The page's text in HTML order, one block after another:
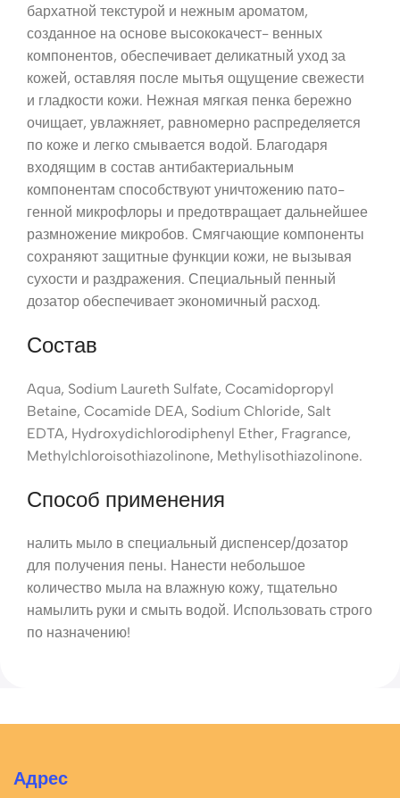
бархатной текстурой и нежным ароматом,
созданное на основе высококачест- венных
компонентов, обеспечивает деликатный уход за
кожей, оставляя после мытья ощущение свежести
и гладкости кожи. Нежная мягкая пенка бережно
очищает, увлажняет, равномерно распределяется
по коже и легко смывается водой. Благодаря
входящим в состав антибактериальным
компонентам способствуют уничтожению пато-
генной микрофлоры и предотвращает дальнейшее
размножение микробов. Смягчающие компоненты
сохраняют защитные функции кожи, не вызывая
сухости и раздражения. Специальный пенный
дозатор обеспечивает экономичный расход.
Состав
Aqua, Sodium Laureth Sulfate, Cocamidopropyl
Betaine, Cocamide DEA, Sodium Chloride, Salt
EDTA, Hydroxydichlorodiphenyl Ether, Fragrance,
Methylchloroisothiazolinone, Methylisothiazolinone.
Способ применения
налить мыло в специальный диспенсер/дозатор
для получения пены. Нанести небольшое
количество мыла на влажную кожу, тщательно
намылить руки и смыть водой. Использовать строго
по назначению!
Адрес